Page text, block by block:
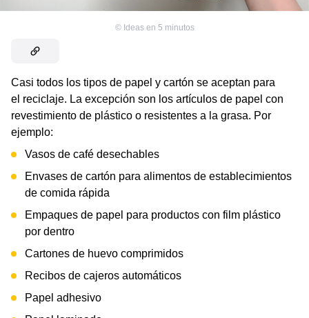
© Ideas en 5 minutos
Casi todos los tipos de papel y cartón se aceptan para
el reciclaje. La excepción son los artículos de papel con
revestimiento de plástico o resistentes a la grasa. Por
ejemplo:
Vasos de café desechables
Envases de cartón para alimentos de establecimientos
de comida rápida
Empaques de papel para productos con film plástico
por dentro
Cartones de huevo comprimidos
Recibos de cajeros automáticos
Papel adhesivo